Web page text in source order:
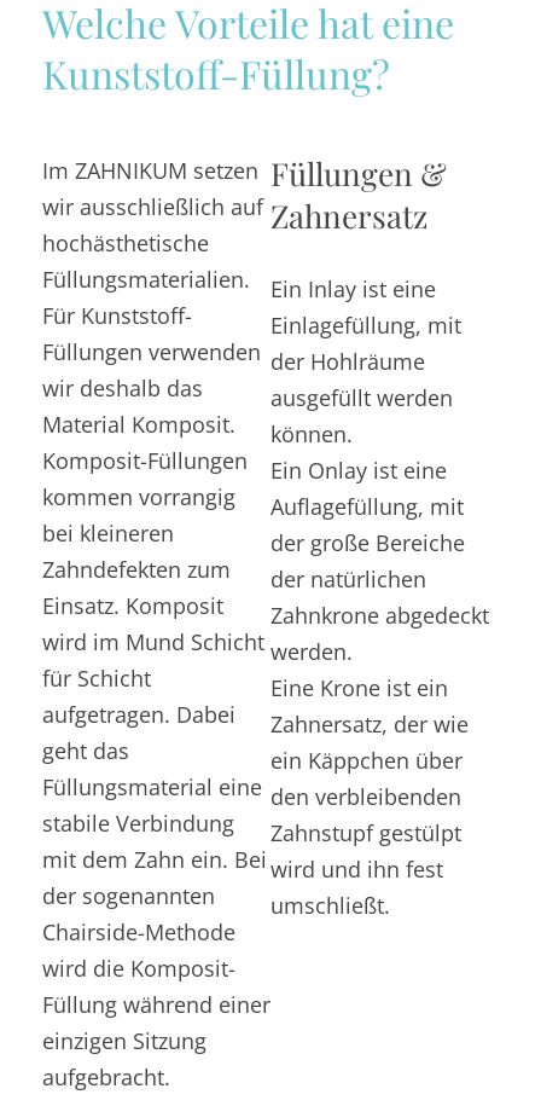
Welche Vorteile hat eine
Kunststoff-Füllung?
Im ZAHNIKUM setzen
wir ausschließlich auf
hochästhetische
Füllungsmaterialien.
Für Kunststoff-
Füllungen verwenden
wir deshalb das
Material Komposit.
Komposit-Füllungen
kommen vorrangig
bei kleineren
Zahndefekten zum
Einsatz. Komposit
wird im Mund Schicht
für Schicht
aufgetragen. Dabei
geht das
Füllungsmaterial eine
stabile Verbindung
mit dem Zahn ein. Bei
der sogenannten
Chairside-Methode
wird die Komposit-
Füllung während einer
einzigen Sitzung
aufgebracht.
Füllungen &
Zahnersatz
Ein Inlay ist eine
Einlagefüllung, mit
der Hohlräume
ausgefüllt werden
können.
Ein Onlay ist eine
Auflagefüllung, mit
der große Bereiche
der natürlichen
Zahnkrone abgedeckt
werden.
Eine Krone ist ein
Zahnersatz, der wie
ein Käppchen über
den verbleibenden
Zahnstupf gestülpt
wird und ihn fest
umschließt.